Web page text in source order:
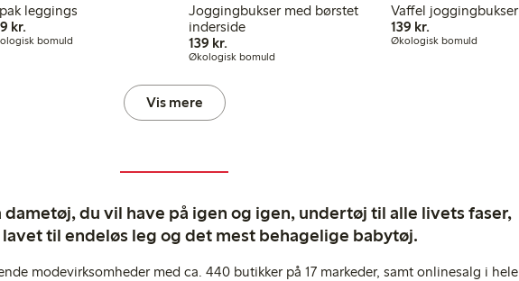
leggings
kr.
bomuld
Joggingbukser med børstet
inderside
139 kr.
Økologisk bomuld
Vaffel joggingbukser
139 kr.
Økologisk bomuld
Vis mere
du vil have på igen og igen, undertøj til alle livets faser,
til endeløs leg og det mest behagelige babytøj.
modevirksomheder med ca. 440 butikker på 17 markeder, samt onlinesalg i hele